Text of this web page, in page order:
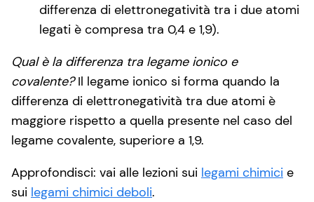
differenza di elettronegatività tra i due atomi
legati è compresa tra 0,4 e 1,9).
Qual è la differenza tra legame ionico e
covalente?Il legame ionico si forma quando la
differenza di elettronegatività tra due atomi è
maggiore rispetto a quella presente nel caso del
legame covalente, superiore a 1,9.
Approfondisci: vai alle lezioni sui legami chimici e
sui legami chimici deboli.